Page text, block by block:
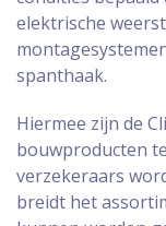
elektrische
spanthaak.
Hiermee zijn de
bouwproducten
verzekeraars
breidt het